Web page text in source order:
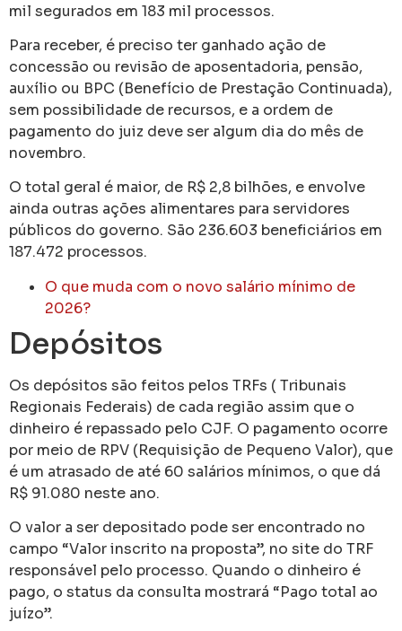
mil segurados em 183 mil processos.
Para receber, é preciso ter ganhado ação de
concessão ou revisão de aposentadoria, pensão,
auxílio ou BPC (Benefício de Prestação Continuada),
sem possibilidade de recursos, e a ordem de
pagamento do juiz deve ser algum dia do mês de
novembro.
O total geral é maior, de R$ 2,8 bilhões, e envolve
ainda outras ações alimentares para servidores
públicos do governo. São 236.603 beneficiários em
187.472 processos.
O que muda com o novo salário mínimo de
2026?
Depósitos
Os depósitos são feitos pelos TRFs ( Tribunais
Regionais Federais) de cada região assim que o
dinheiro é repassado pelo CJF. O pagamento ocorre
por meio de RPV (Requisição de Pequeno Valor), que
é um atrasado de até 60 salários mínimos, o que dá
R$ 91.080 neste ano.
O valor a ser depositado pode ser encontrado no
campo “Valor inscrito na proposta”, no site do TRF
responsável pelo processo. Quando o dinheiro é
pago, o status da consulta mostrará “Pago total ao
juízo”.